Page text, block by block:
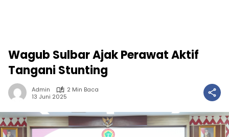
Wagub Sulbar Ajak Perawat Aktif
Tangani Stunting
Admin
2 Min Baca
13 Juni 2025